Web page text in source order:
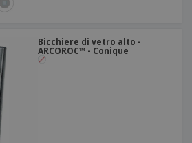
Bicchiere di vetro alto -
ARCOROC™ - Conique